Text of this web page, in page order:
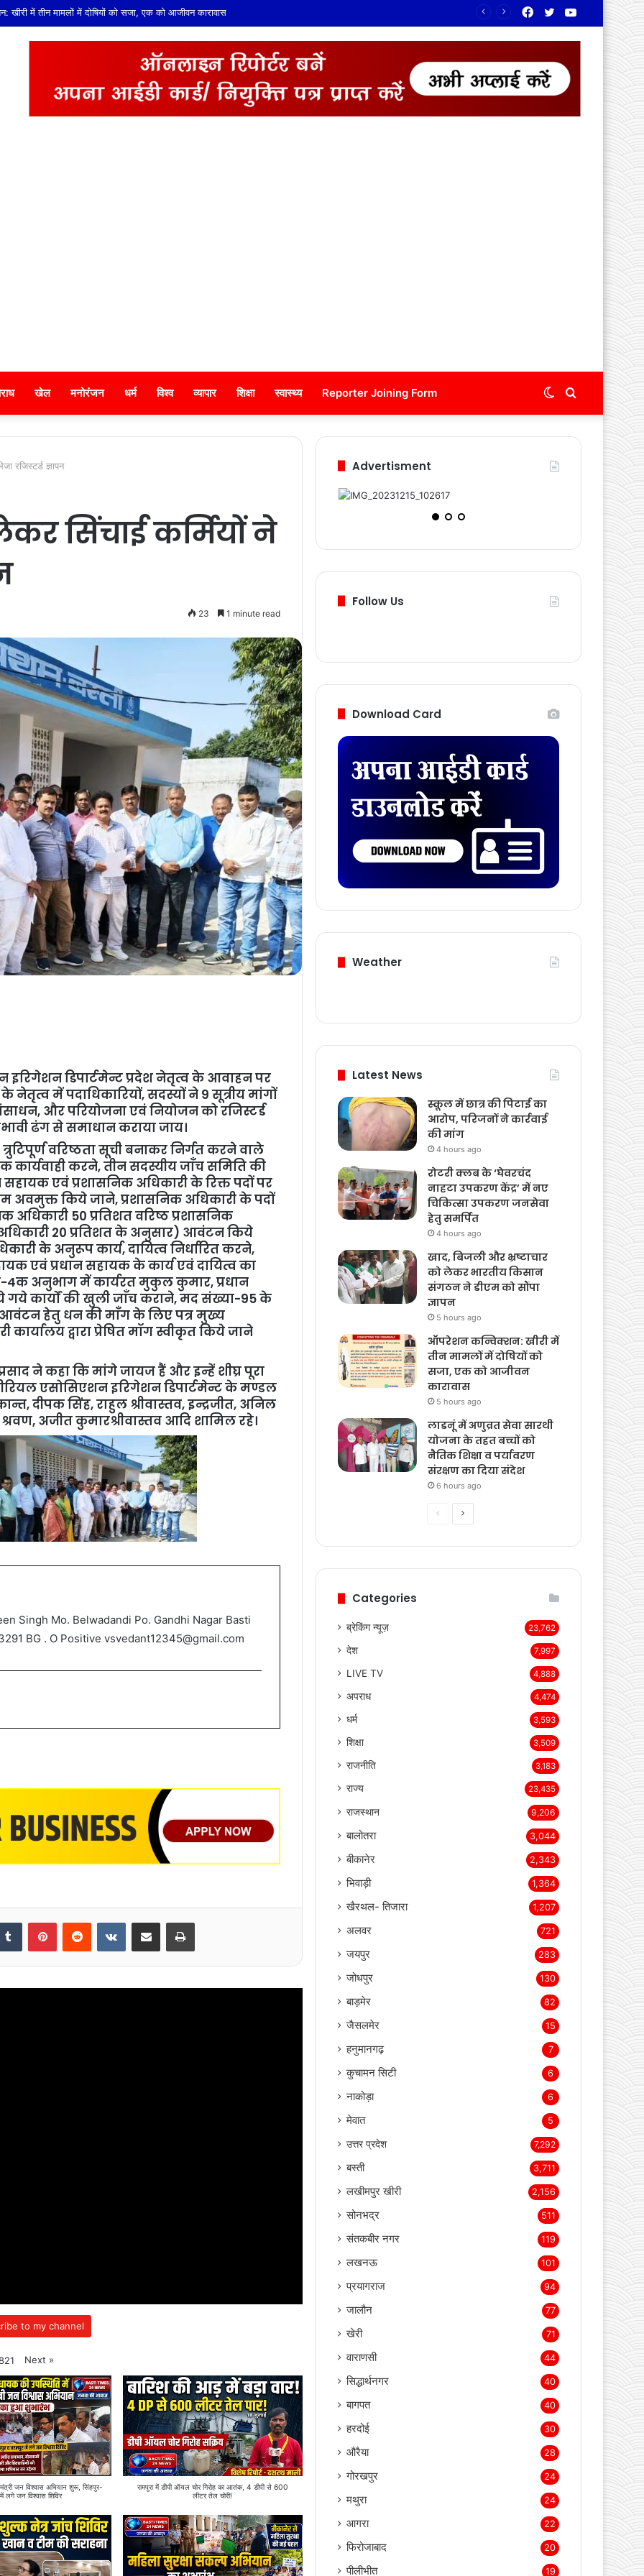
सारथी योजना के तहत बच्चों को नैतिक शिक्षा व पर्यावरण संरक्षण का दिया संदेश YouTube
Twitter
Facebook
खेल मनोरंजन धर्म विश्व व्यापार शिक्षा स्वास्थ्य Reporter Joining Form Switch
skin
रजिस्टर्ड ज्ञापन
सिंचाई कर्मियों ने
23 1 minute read
इरिगेशन डिपार्टमेन्ट प्रदेश नेतृत्व के आवाहन पर
में पदाधिकारियों, सदस्यों ने 9 सूत्रीय मांगों
और परियोजना एवं नियोजन को रजिस्टर्ड
ढंग से समाधान कराया जाय।
वरिष्ठता सूची बनाकर निर्गत करने वाले
कार्यवाही करने, तीन सदस्यीय जाँच समिति की
सहायक एवं प्रशासनिक अधिकारी के रिक्त पदों पर
अवमुक्त किये जाने, प्रशासनिक अधिकारी के पदों
50 प्रतिशत वरिष्ठ प्रशासनिक
20 प्रतिशत के अनुसार) आवंटन किये
के अनुरूप कार्य, दायित्व निर्धारित करने,
एवं प्रधान सहायक के कार्य एवं दायित्व का
4क अनुभाग में कार्यरत मुकुल कुमार, प्रधान
गये कार्यों की खुली जाँच कराने, मद संख्या-95 के
आवंटन हेतु धन की माँग के लिए पत्र मुख्य
द्वारा प्रेषित मॉग स्वीकृत किये जाने
ने कहा कि मांगे जायज हैं और इन्हें शीघ्र पूरा
एसोसिएशन इरिगेशन डिपार्टमेन्ट के मण्डल
दीपक सिंह, राहुल श्रीवास्तव, इन्द्रजीत, अनिल
अजीत कुमारश्रीवास्तव आदि शामिल रहे।
Singh Mo. Belwadandi Po. Gandhi Nagar Basti
BG . O Positive vsvedant12345@gmail.com
Tumblr PinterestReddit VKontakteShare via Email Print
to my channel
Next »
जन विश्वास अभियान शुरू, सिंहपुर-
लगे जन विश्वास शिविर
रामपुरा में डीपी ऑयल चोर गिरोह का आतंक, 4 डीपी से 600
लीटर तेल चोरी!
Advertisment
Follow Us
Download Card
Weather
Latest News
स्कूल में छात्र की पिटाई का
आरोप, परिजनों ने कार्रवाई
की मांग
4 hours ago
रोटरी क्लब के ‘घेवरचंद
नाहटा उपकरण केंद्र’ में नए
चिकित्सा उपकरण जनसेवा
हेतु समर्पित
4 hours ago
खाद, बिजली और भ्रष्टाचार
को लेकर भारतीय किसान
संगठन ने डीएम को सौंपा
ज्ञापन
5 hours ago
ऑपरेशन कन्विक्शन: खीरी में
तीन मामलों में दोषियों को
सजा, एक को आजीवन
कारावास
5 hours ago
लाडनूं में अणुव्रत सेवा सारथी
योजना के तहत बच्चों को
नैतिक शिक्षा व पर्यावरण
संरक्षण का दिया संदेश
6 hours ago
PreviousNext
Categories
ब्रेकिंग न्यूज़ 23,762
देश 7,997
LIVE TV 4,888
अपराध 4,474
धर्म 3,593
शिक्षा 3,509
राजनीति 3,183
राज्य 23,435
राजस्थान 9,206
बालोतरा 3,044
बीकानेर 2,343
भिवाड़ी 1,364
खैरथल- तिजारा 1,207
अलवर 721
जयपुर 283
जोधपुर 130
बाड़मेर 82
जैसलमेर 15
हनुमानगढ़ 7
कुचामन सिटी 6
नाकोड़ा 6
मेवात 5
उत्तर प्रदेश 7,292
बस्ती 3,711
लखीमपुर खीरी 2,156
सोनभद्र 511
संतकबीर नगर 119
लखनऊ 101
प्रयागराज 94
जालौन 77
खेरी 71
वाराणसी 44
सिद्धार्थनगर 40
बागपत 40
हरदोई 30
औरैया 28
गोरखपुर 24
मथुरा 24
आगरा 22
फिरोजाबाद 20
पीलीभीत 19